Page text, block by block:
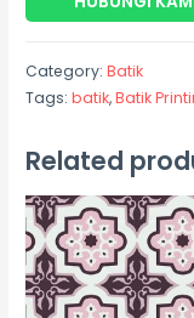
Category:Batik
Tags:batik,Batik
Related